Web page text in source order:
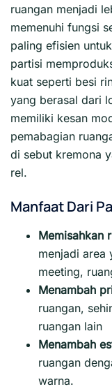
ruangan menjadi
memenuhi fungsi
paling efisien
partisi
kuat seperti besi
yang berasal dari
memiliki kesan
pemabagian
di sebut kremona
rel.
Manfaat Dari
Memisahkan
menjadi area
meeting,
Menambah
ruangan,
ruangan lain
Menambah
ruangan
warna.